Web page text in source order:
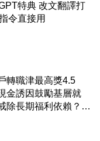
特典 改文翻譯打
令直接用
轉職津最高獎4.5
金誘因鼓勵基層就
除長期福利依賴？鄧